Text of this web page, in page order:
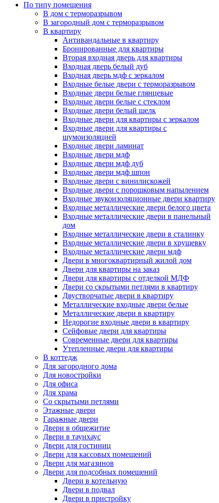
По типу помещения
В дом с терморазрывом
В загородный дом с терморазрывом
В квартиру
Антивандальные в квартиру
Бронированные для квартиры
Вторая входная дверь для квартиры
Входная дверь белый дуб
Входная дверь мдф с зеркалом
Входные белые двери с терморазрывом
Входные двери белые глянцевые
Входные двери белые с стеклом
Входные двери белый шелк
Входные двери для квартиры с зеркалом
Входные двери для квартиры с
шумоизоляцией
Входные двери ламинат
Входные двери мдф
Входные двери мдф дуб
Входные двери мдф шпон
Входные двери с винилискожей
Входные двери с порошковым напылением
Входные звукоизоляционные двери квартиру
Входные металлические двери белого цвета
Входные металлические двери в панельный
дом
Входные металлические двери в сталинку
Входные металлические двери в хрущевку
Входные металлические двери мдф
Двери в многоквартирный жилой дом
Двери для квартиры на заказ
Двери для квартиры с отделкой МДФ
Двери со скрытыми петлями в квартиру
Двустворчатые двери в квартиру
Металлические входные двери белые
Металлические двери в квартиру
Недорогие входные двери в квартиру
Сейфовые двери для квартиры
Современные двери для квартиры
Утепленные двери для квартиры
В коттедж
Для загородного дома
Для новостройки
Для офиса
Для храма
Со скрытыми петлями
Этажные двери
Гаражные двери
Двери в общежитие
Двери в таунхаус
Двери для гостиниц
Двери для кассовых помещений
Двери для магазинов
Двери для подсобных помещений
Двери в котельную
Двери в подвал
Двери в пристройку